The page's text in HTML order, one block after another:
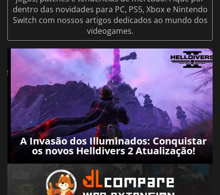
dentro das novidades para PC, PS5, Xbox e Nintendo
Switch com nossos artigos dedicados ao mundo dos
videogames.
A Invasão dos Illuminados: Conquistar
os novos Helldivers 2 Atualização!